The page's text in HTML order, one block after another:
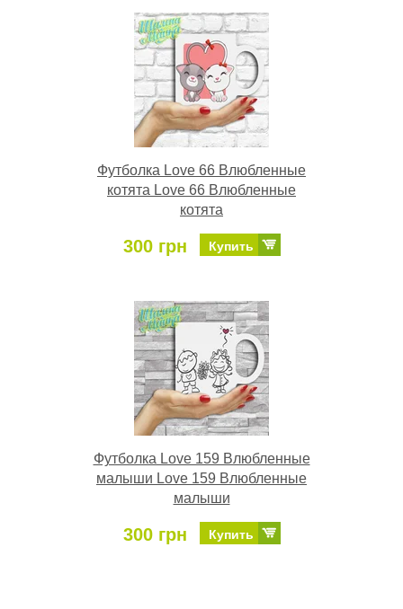
Футболка Love 66 Влюбленные
котята Love 66 Влюбленные
котята
300 грн Купить
Футболка Love 159 Влюбленные
малыши Love 159 Влюбленные
малыши
300 грн Купить